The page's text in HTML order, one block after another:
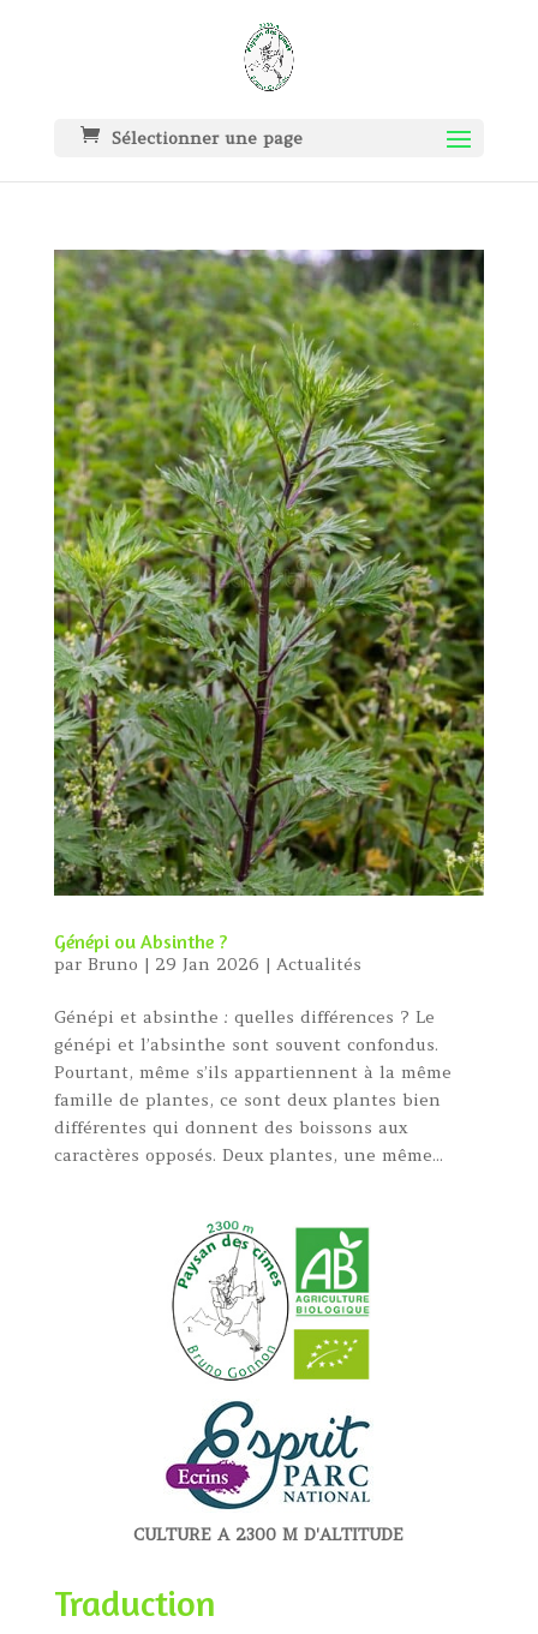
Sélectionner une page
Génépi ou Absinthe ?
par Bruno | 29 Jan 2026 | Actualités
Génépi et absinthe : quelles différences ? Le
génépi et l’absinthe sont souvent confondus.
Pourtant, même s’ils appartiennent à la même
famille de plantes, ce sont deux plantes bien
différentes qui donnent des boissons aux
caractères opposés. Deux plantes, une même...
CULTURE A 2300 M D'ALTITUDE
Traduction